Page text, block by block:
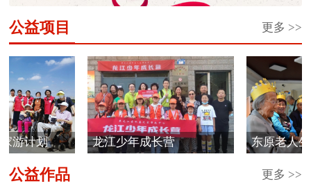
更多 >>
公益项目
划 龙江少年成长营 东原老人生日汇
更多 >>
公益作品